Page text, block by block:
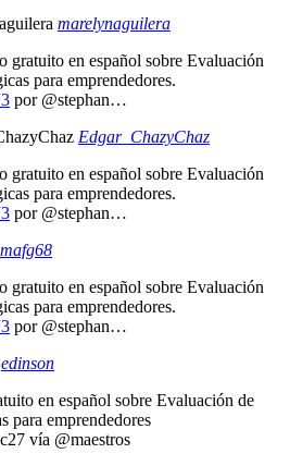
marelynaguilera
gratuito en español sobre Evaluación
para emprendedores.
por @stephan…
Edgar_ChazyChaz
gratuito en español sobre Evaluación
para emprendedores.
por @stephan…
mafg68
gratuito en español sobre Evaluación
para emprendedores.
por @stephan…
edinson
en español sobre Evaluación de
para emprendedores
vía @maestros